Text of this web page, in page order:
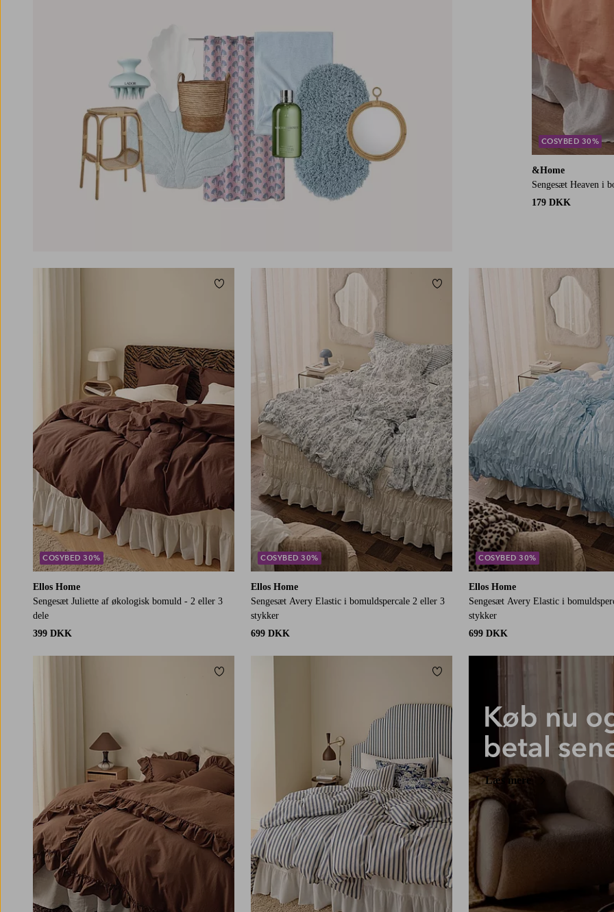
&Home
Sengesæt Heaven i
179 DKK
COSYBED 30%
Ellos Home
Sengesæt Juliette af økologisk bomuld - 2 eller 3
dele
399 DKK
COSYBED 30%
Tilføj til favoritter
Ellos Home
Sengesæt Avery Elastic i bomuldspercale 2 eller 3
stykker
699 DKK
COSYBED 30%
Tilføj til favoritter
Ellos Home
Sengesæt Avery Elastic i
stykker
699 DKK
COSYBED 30%
150X210
Tilføj til favoritter Tilføj til favoritter
Læs mere